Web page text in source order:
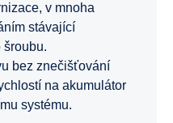
v mnoha
stávající
šroubu.
bez znečišťování
na akumulátor
systému.